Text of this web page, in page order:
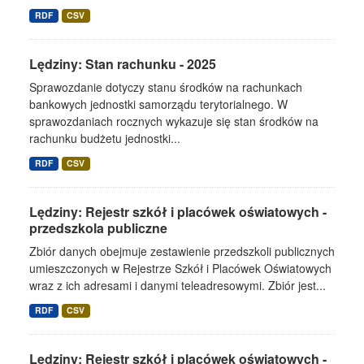
RDF CSV
Lędziny: Stan rachunku - 2025
Sprawozdanie dotyczy stanu środków na rachunkach
bankowych jednostki samorządu terytorialnego. W
sprawozdaniach rocznych wykazuje się stan środków na
rachunku budżetu jednostki...
RDF CSV
Lędziny: Rejestr szkół i placówek oświatowych -
przedszkola publiczne
Zbiór danych obejmuje zestawienie przedszkoli publicznych
umieszczonych w Rejestrze Szkół i Placówek Oświatowych
wraz z ich adresami i danymi teleadresowymi. Zbiór jest...
RDF CSV
Lędziny: Rejestr szkół i placówek oświatowych -